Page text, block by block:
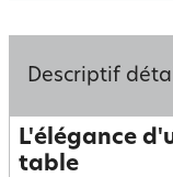
Descriptif
L'élégance
table